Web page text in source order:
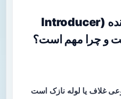
شیت معرفی‌کننده (Introducer
غلاف یا لوله نازک است